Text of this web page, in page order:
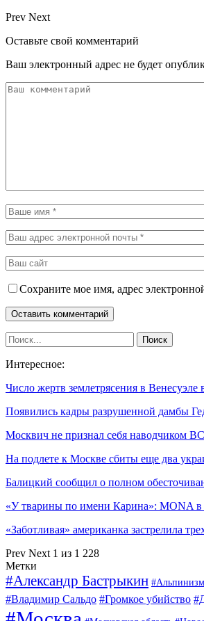
Prev Next
Оставьте свой комментарий
Ваш электронный адрес не будет
Сохраните мое имя, адрес
Интересное:
Число жертв землетрясения в Венесуэле
Появились кадры разрушенной дамбы
Москвич не признал себя наводчиком
На подлете к Москве сбиты еще два
Балицкий сообщил о полном
«У тварины по имени Карина»: MONA в
«Заботливая» американка застрелила
Prev Next 1 из 1 228
Метки
#Александр Бастрыкин #Альпинизм
#Владимир Сальдо #Громкое убийство